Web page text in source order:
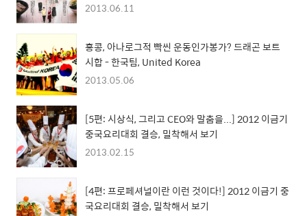
2013.06.11
홍콩, 아나로그적 빡씬 운동인가봉가? 드래곤 보트
시합 - 한국팀, United Korea
2013.05.06
[5편: 시상식, 그리고 CEO와 말춤을...] 2012 이금기
중국요리대회 결승, 밀착해서 보기
2013.02.15
[4편: 프로페셔널이란 이런 것이다!] 2012 이금기 중
국요리대회 결승, 밀착해서 보기